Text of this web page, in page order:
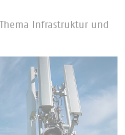
Infrastruktur und